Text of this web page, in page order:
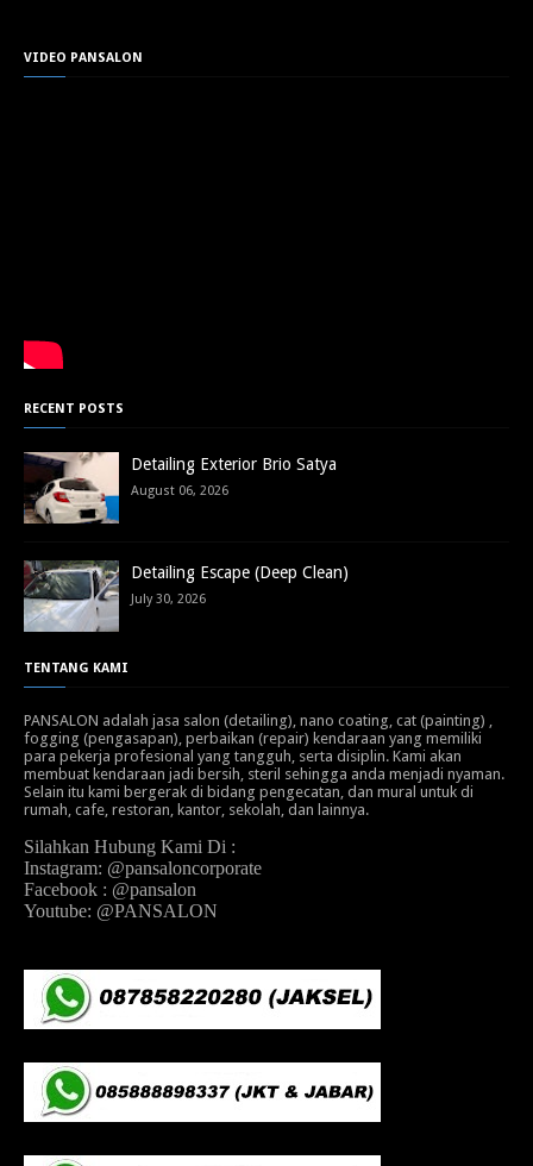
VIDEO PANSALON
RECENT POSTS
Detailing Exterior Brio Satya
August 06, 2026
Detailing Escape (Deep Clean)
July 30, 2026
TENTANG KAMI
PANSALON adalah jasa salon (detailing), nano coating, cat (painting) ,
fogging (pengasapan), perbaikan (repair) kendaraan yang memiliki
para pekerja profesional yang tangguh, serta disiplin. Kami akan
membuat kendaraan jadi bersih, steril sehingga anda menjadi nyaman.
Selain itu kami bergerak di bidang pengecatan, dan mural untuk di
rumah, cafe, restoran, kantor, sekolah, dan lainnya.
Silahkan Hubung Kami Di :
Instagram: @pansaloncorporate
Facebook : @pansalon
Youtube: @PANSALON